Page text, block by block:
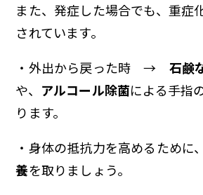
また、発症した場合でも、重症
されています。
・外出から戻った時 → 石鹸
や、 アルコール除菌による手指
ります。
・身体の抵抗力を高めるために
養を取りましょう。